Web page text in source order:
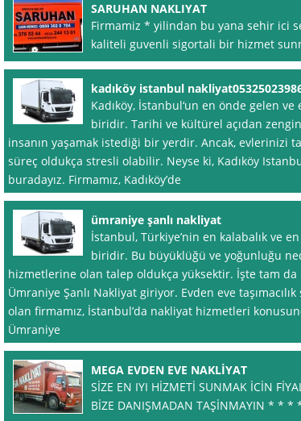
SARUHAN NAKLIYAT
Firmamiz * yilindan bu yana sehir ici
kaliteli guvenli sigortali bir hizmet
kadıköy istanbul
Kadıköy, İstanbul‘un en önde gelen
biridir. Tarihi ve kültürel açıdan
insanın yaşamak istediği bir yerdir. Ancak, evlerinizi
süreç oldukça stresli olabilir. Neyse ki, Kadıköy
buradayız. Firmamız, Kadıköy’de
ümraniye şanlı nakliyat
İstanbul, Türkiye’nin en kalabalık ve
biridir. Bu büyüklüğü ve yoğunluğu
hizmetlerine olan talep oldukça yüksektir. İşte tam
Ümraniye Şanlı Nakliyat giriyor. Evden eve
olan firmamız, İstanbul’da nakliyat hizmetleri
Ümraniye
MEGA EVDEN EVE NAKLİYAT
SİZE EN IYI HİZMETİ SUNMAK İCİN
BİZE DANIŞMADAN TAŞİNMAYIN * *